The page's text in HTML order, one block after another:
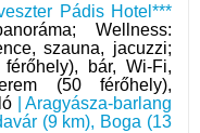
Pádis Hotel***
Wellness:
szauna, jacuzzi;
bár, Wi-Fi,
(50 férőhely),
| Aragyásza-barlang
(9 km), Boga (13